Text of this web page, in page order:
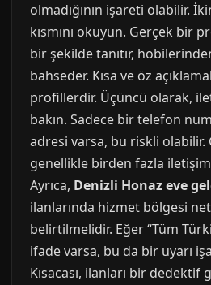
olmadığının işareti olabilir.
kısmını okuyun. Gerçek bir
bir şekilde tanıtır,
bahseder. Kısa ve öz
profillerdir. Üçüncü olarak,
bakın. Sadece bir telefon
adresi varsa, bu riskli
genellikle birden fazla iletişim
Ayrıca, Denizli Honaz eve
ilanlarında hizmet bölgesi
belirtilmelidir. Eğer “Tüm
ifade varsa, bu da bir uyarı
Kısacası, ilanları bir dedektif